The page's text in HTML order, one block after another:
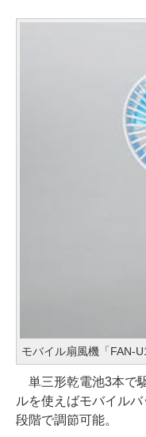
モバイル扇風機「FAN-
単三形乾電池3本で
ルを使えばモバイル
段階で調節可能。